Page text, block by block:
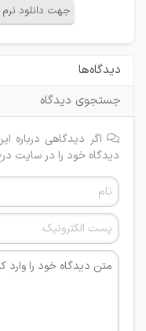
جهت دانلود نرم
دیدگاه‌ها
جستجوی دیدگاه
اگر دیدگاهی درباره
دیدگاه خود را در سایت